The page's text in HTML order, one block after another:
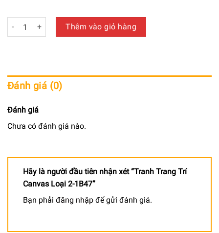
940.000 ₫
Tranh Trang Trí Canvas Loại 2-1B47 số lượng
Thêm vào giỏ hàng
Đánh giá (0)
Đánh giá
Chưa có đánh giá nào.
Hãy là người đầu tiên nhận xét “Tranh Trang Trí
Canvas Loại 2-1B47”
Bạn phải đăng nhập để gửi đánh giá.